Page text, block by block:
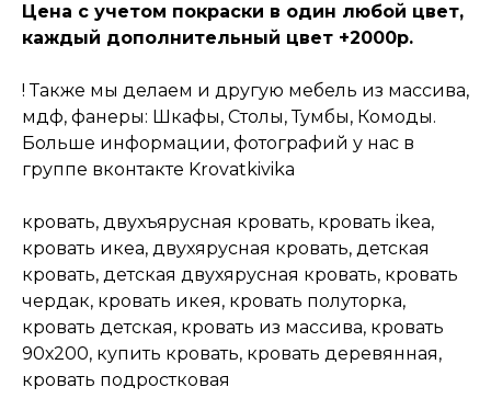
Цена с учетом покраски в один любой цвет,
каждый дополнительный цвет +2000р.
! Также мы делаем и другую мебель из массива,
мдф, фанеры: Шкафы, Столы, Тумбы, Комоды.
Больше информации, фотографий у нас в
группе вконтакте Krovatkivika
кровать, двухъярусная кровать, кровать ikea,
кровать икеа, двухярусная кровать, детская
кровать, детская двухярусная кровать, кровать
чердак, кровать икея, кровать полуторка,
кровать детская, кровать из массива, кровать
90х200, купить кровать, кровать деревянная,
кровать подростковая